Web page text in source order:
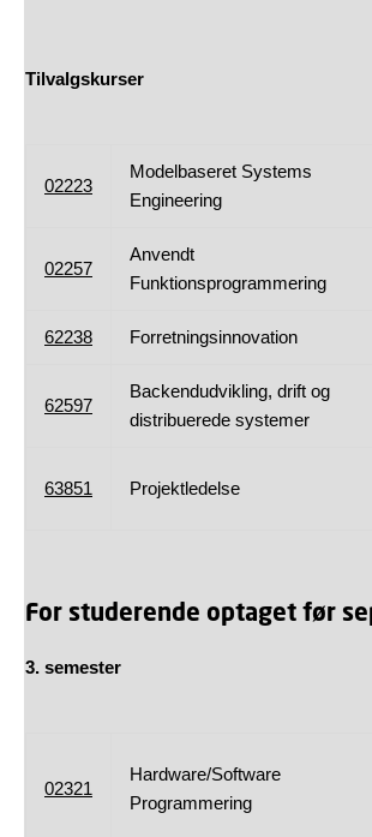
Tilvalgskurser
02223
Modelbaseret Systems
Engineering
02257
Anvendt
Funktionsprogrammering
62238 Forretningsinnovation
62597
Backendudvikling, drift og
distribuerede systemer
63851 Projektledelse
For studerende optaget før
3. semester
02321
Hardware/Software
Programmering